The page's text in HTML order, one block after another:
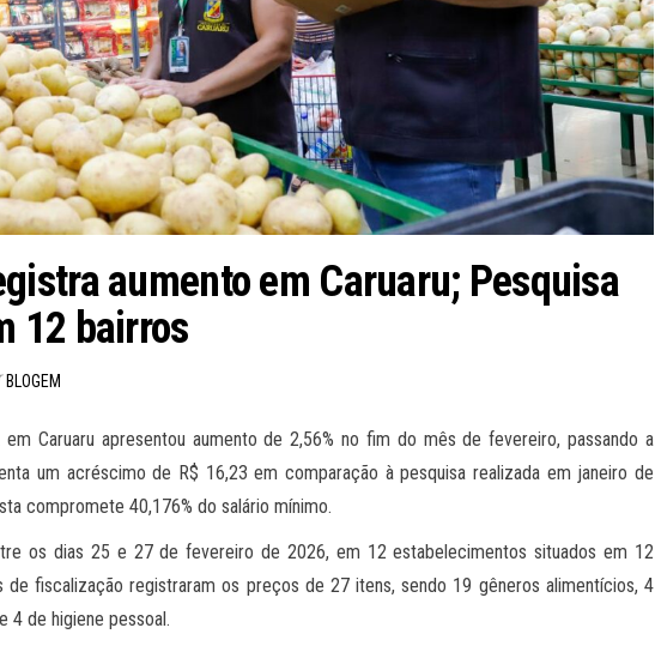
aumento em Caruaru; Pesquisa
12 bairros
BLOGEM
Caruaru apresentou aumento de 2,56% no fim do mês de fevereiro, passando a
um acréscimo de R$ 16,23 em comparação à pesquisa realizada em janeiro de
compromete 40,176% do salário mínimo.
os dias 25 e 27 de fevereiro de 2026, em 12 estabelecimentos situados em 12
de fiscalização registraram os preços de 27 itens, sendo 19 gêneros alimentícios, 4
4 de higiene pessoal.